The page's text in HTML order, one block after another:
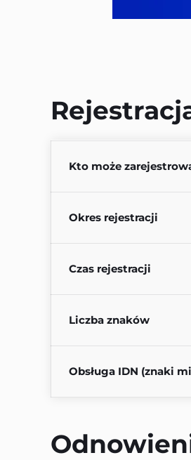
Kto może
Okres rejestracji
Czas rejestracji
Liczba znaków
Obsługa IDN (znaki